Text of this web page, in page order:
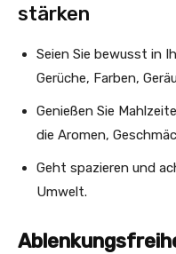
stärken
Seien Sie bewusst in
Gerüche, Farben,
Genießen Sie
die Aromen,
Geht spazieren und
Umwelt.